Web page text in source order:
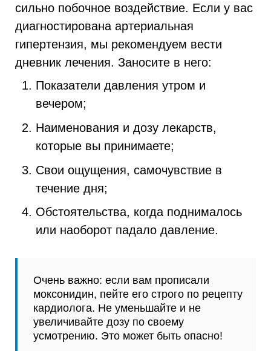
сильно побочное воздействие. Если у вас
диагностирована артериальная
гипертензия, мы рекомендуем вести
дневник лечения. Заносите в него:
Показатели давления утром и
вечером;
Наименования и дозу лекарств,
которые вы принимаете;
Свои ощущения, самочувствие в
течение дня;
Обстоятельства, когда поднималось
или наоборот падало давление.
Очень важно: если вам прописали
моксонидин, пейте его строго по рецепту
кардиолога. Не уменьшайте и не
увеличивайте дозу по своему
усмотрению. Это может быть опасно!